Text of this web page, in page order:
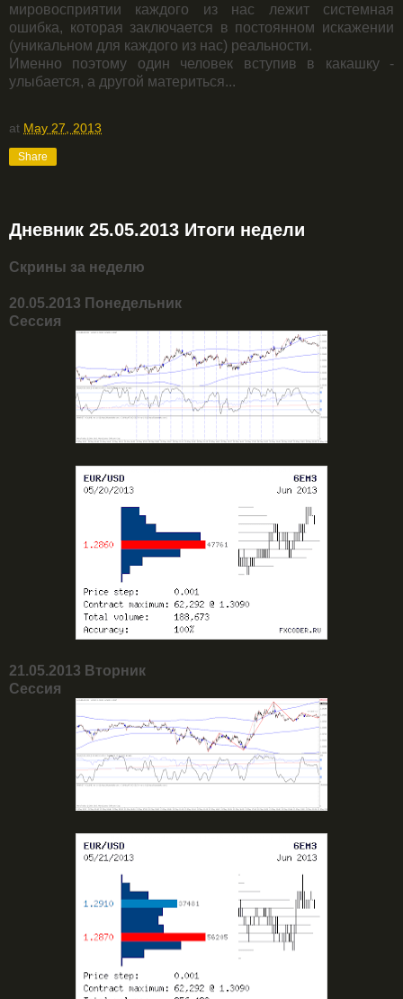
мировосприятии каждого из нас лежит системная
ошибка, которая заключается в постоянном искажении
(уникальном для каждого из нас) реальности.
Именно поэтому один человек вступив в какашку -
улыбается, а другой материться...
at May 27, 2013
Share
Дневник 25.05.2013 Итоги недели
Скрины за неделю
20.05.2013 Понедельник
Сессия
21.05.2013 Вторник
Сессия